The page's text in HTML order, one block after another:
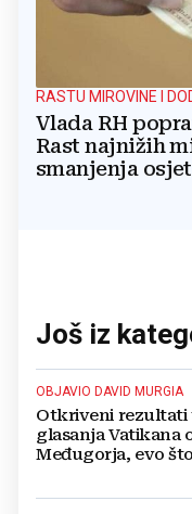
RASTU MIROVINE I
Vlada RH
Rast najnižih
smanjenja
Još iz
OBJAVIO DAVID MURGIA
Otkriveni rezultati
glasanja Vatikana
Međugorja, evo